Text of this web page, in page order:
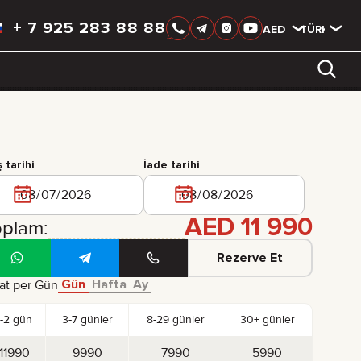
AED
+ 7 925 283 88 88 AED TÜRKÇE
tarihi İade tarihi
AED 11 990
Rezerve Et
per Gün Gün Hafta Ay
2 gün 3-7 günler 8-29 günler 30+ günler
11990 9990 7990
5990